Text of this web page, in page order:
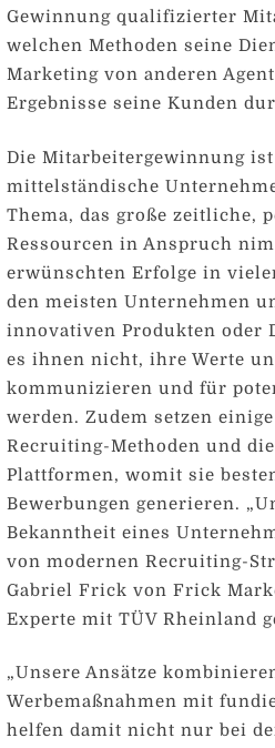
Gewinnung qualifizierter
welchen Methoden seine
Marketing von anderen
Ergebnisse seine Kunden
Die Mitarbeitergewinnung
mittelständische
Thema, das große zeitliche,
Ressourcen in Anspruch
erwünschten Erfolge in
den meisten Unternehmen
innovativen Produkten oder
es ihnen nicht, ihre Werte
kommunizieren und für
werden. Zudem setzen
Recruiting-Methoden und
Plattformen, womit sie
Bewerbungen generieren.
Bekanntheit eines
von modernen Recruiting-
Gabriel Frick von Frick
Experte mit TÜV Rheinland
„Unsere Ansätze
Werbemaßnahmen mit
helfen damit nicht nur bei